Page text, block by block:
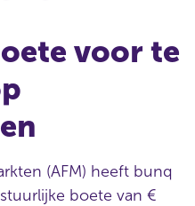
voor te
(AFM) heeft bunq
boete van €